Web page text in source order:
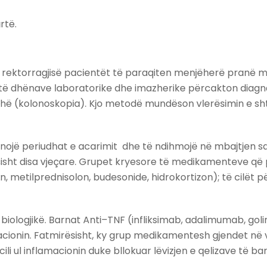
rektorragjisë pacientët të paraqiten menjëherë pranë
dhënave laboratorike dhe imazherike përcakton
(kolonoskopia). Kjo metodë mundëson vlerësimin e
periudhat e acarimit dhe të ndihmojë në mbajtjen
disa vjeçare. Grupet kryesore të medikamenteve
metilprednisolon, budesonide, hidrokortizon); të cilët
Barnat Anti–TNF (infliksimab, adalimumab,
Fatmirësisht, ky grup medikamentesh gjendet në
ul inflamacionin duke bllokuar lëvizjen e qelizave të